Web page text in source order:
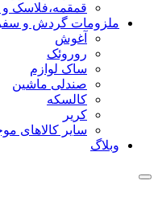
قمقمه،فلاسک و
ملزومات گردش و سفر
آغوش
روروئک
ساک لوازم
صندلی ماشین
کالسکه
کریر
سایر کالاهای
وبلاگ